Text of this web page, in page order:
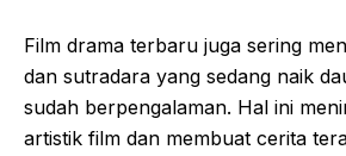
Film drama terbaru juga sering
dan sutradara yang sedang naik
sudah berpengalaman. Hal ini
artistik film dan membuat cerita